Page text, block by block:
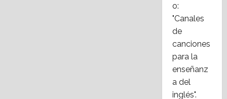
o:
"Canales
de
canciones
para la
enseñanz
a del
inglés".